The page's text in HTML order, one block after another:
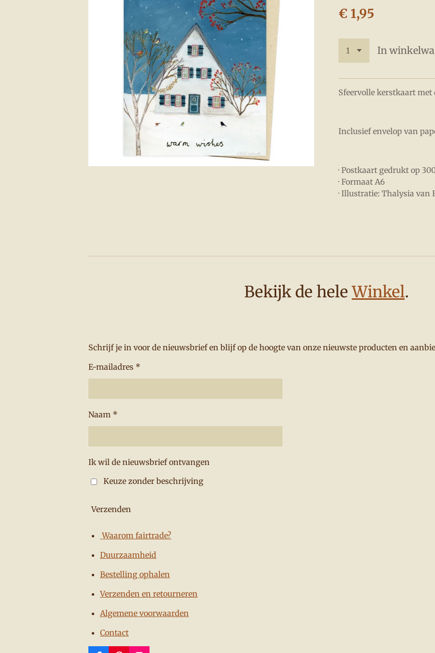
€ 1,95
In
Sfeervolle kerstkaart met
Inclusief envelop van
· Postkaart gedrukt op
· Formaat A6
· Illustratie: Thalysia van
Bekijk de heleWinkel.
Schrijf je in voor de nieuwsbrief en blijf op de hoogte van onze nieuwste producten en
E-mailadres *
Naam *
Ik wil de nieuwsbrief ontvangen
Keuze zonder beschrijving
Verzenden
Waarom fairtrade?
Duurzaamheid
Bestelling ophalen
Verzenden en retourneren
Algemene voorwaarden
Contact